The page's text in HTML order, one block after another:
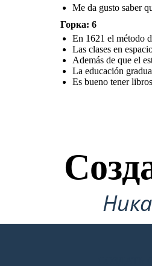
Me da gusto saber
Горка: 6
En 1621 el método
Las clases en
Además de que el
La educación
Es bueno tener